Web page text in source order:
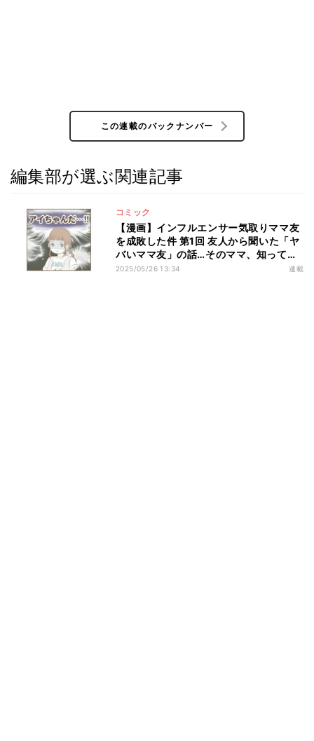
この連載のバックナンバー
編集部が選ぶ関連記事
コミック
【漫画】インフルエンサー気取りママ友
を成敗した件 第1回 友人から聞いた「ヤ
バいママ友」の話…そのママ、知ってま
す。インフルエンサー気取りのママ友・
2025/05/26 13:34 連載